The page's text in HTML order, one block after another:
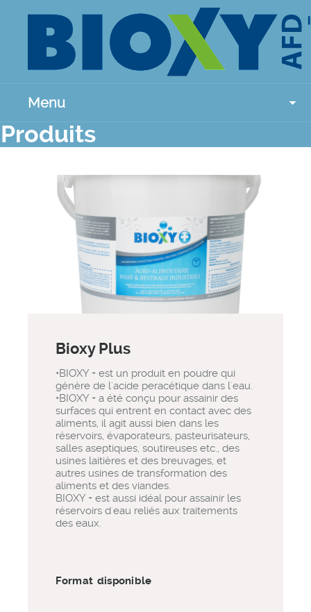
Menu
Produits
Bioxy Plus
•BIOXY + est un produit en poudre qui
génère de l'acide peracétique dans l'eau.
•BIOXY + a été conçu pour assainir des
surfaces qui entrent en contact avec des
aliments, il agit aussi bien dans les
réservoirs, évaporateurs, pasteurisateurs,
salles aseptiques, soutireuses etc., des
usines laitières et des breuvages, et
autres usines de transformation des
aliments et des viandes.
BIOXY + est aussi idéal pour assainir les
réservoirs d'eau reliés aux traitements
des eaux.
Format disponible